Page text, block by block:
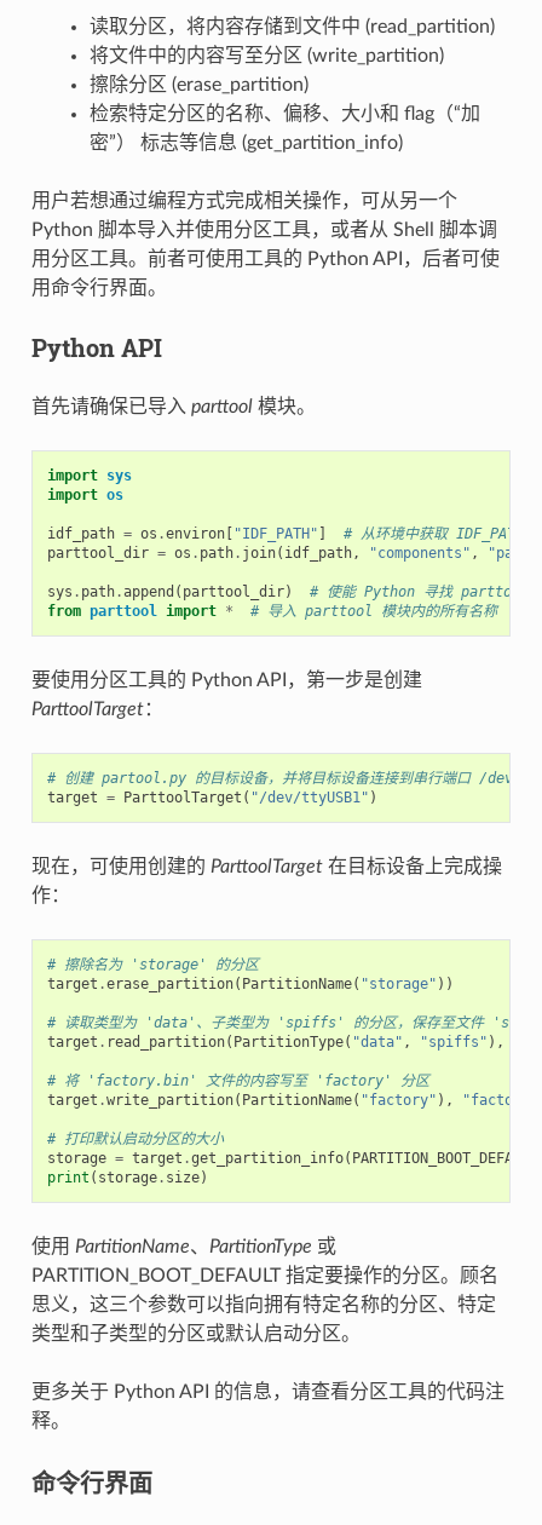
读取分区，将内容存储到文件中 (read_partition)
将文件中的内容写至分区 (write_partition)
擦除分区 (erase_partition)
检索特定分区的名称、偏移、大小和 flag（“加
密”） 标志等信息 (get_partition_info)
用户若想通过编程方式完成相关操作，可从另一个
Python 脚本导入并使用分区工具，或者从 Shell 脚本调
用分区工具。前者可使用工具的 Python API，后者可使
用命令行界面。
Python API
首先请确保已导入 parttool模块。
import sys
import os
idf_path = os .environ[ "IDF_PATH" ]
# 从环境中获取 IDF_PATH
parttool_dir = os . path. join( idf_path, "components" ,
sys . path.append ( parttool_dir)
# 使能 Python 寻找 parttool
from parttool import * # 导入 parttool 模块内的所有名称
要使用分区工具的 Python API，第一步是创建
ParttoolTarget：
# 创建 partool.py 的目标设备，并将目标设备连接到串行端口 /dev/
target = ParttoolTarget ( "/dev/ttyUSB1" )
现在，可使用创建的 ParttoolTarget在目标设备上完成操
作：
# 擦除名为 'storage' 的分区
target .erase_partition( PartitionName( "storage" ))
# 读取类型为 'data'、子类型为 'spiffs' 的分区，保存至文件
target . read_partition( PartitionType( "data" , "spiffs" ),
# 将 'factory.bin' 文件的内容写至 'factory' 分区
target .write_partition( PartitionName( "factory" ),
# 打印默认启动分区的大小
storage = target .get_partition_info( PARTITION_BOOT_DEFAULT
print ( storage. size)
使用 PartitionName、 PartitionType 或
PARTITION_BOOT_DEFAULT 指定要操作的分区。顾名
思义，这三个参数可以指向拥有特定名称的分区、特定
类型和子类型的分区或默认启动分区。
更多关于 Python API 的信息，请查看分区工具的代码注
释。
命令行界面